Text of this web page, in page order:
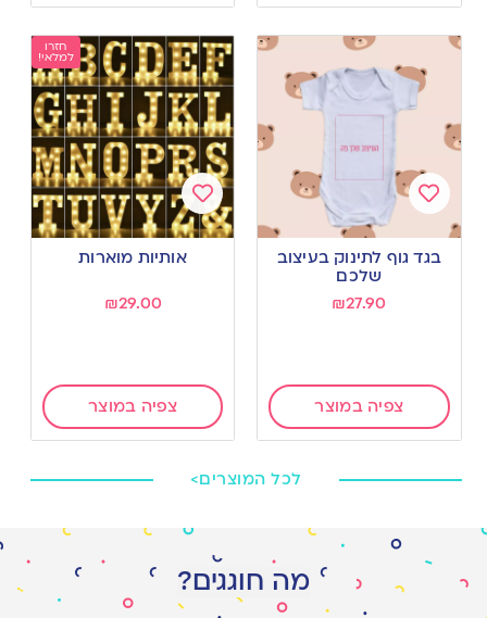
to
wishlist
בגד גוף לתינוק בעיצוב
שלכם
₪27.90
צפיה במוצר
חזרו
למלאי!
Add
wishlist
אותיות מוארות
₪29.00
צפיה במוצר
לכל המוצרים>
מה חוגגים?